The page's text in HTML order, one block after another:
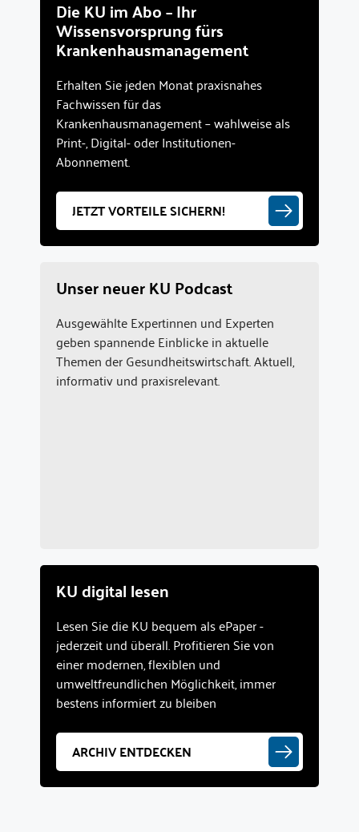
Die KU im Abo – Ihr
Wissensvorsprung fürs
Krankenhausmanagement
Erhalten Sie jeden Monat praxisnahes
Fachwissen für das
Krankenhausmanagement – wahlweise als
Print-, Digital- oder Institutionen-
Abonnement.
JETZT VORTEILE SICHERN!
Unser neuer KU Podcast
Ausgewählte Expertinnen und Experten
geben spannende Einblicke in aktuelle
Themen der Gesundheitswirtschaft. Aktuell,
informativ und praxisrelevant.
KU digital lesen
Lesen Sie die KU bequem als ePaper -
jederzeit und überall. Profitieren Sie von
einer modernen, flexiblen und
umweltfreundlichen Möglichkeit, immer
bestens informiert zu bleiben
ARCHIV ENTDECKEN